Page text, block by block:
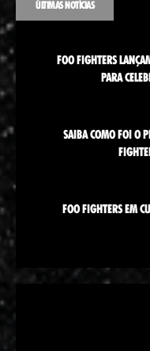
ÚLTIMAS NOTÍCIAS
FOO FIGHTERS
PARA
SAIBA COMO FOI O
FOO FIGHTERS EM